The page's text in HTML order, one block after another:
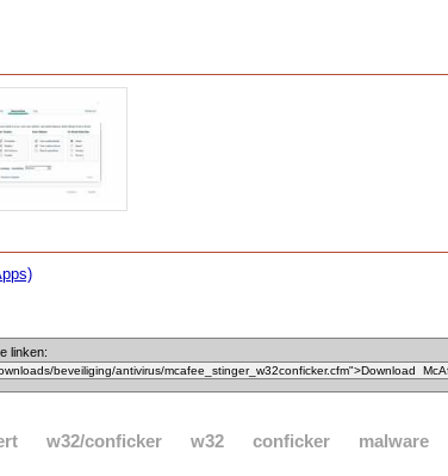
linken:
w32/conficker w32 conficker malware